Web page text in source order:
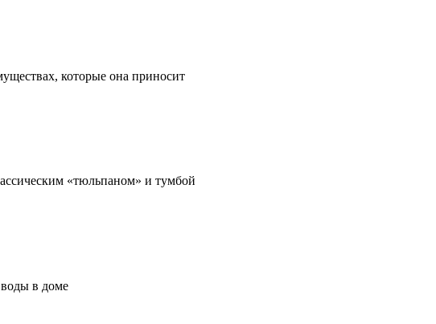
которые она приносит
«тюльпаном» и тумбой
в доме